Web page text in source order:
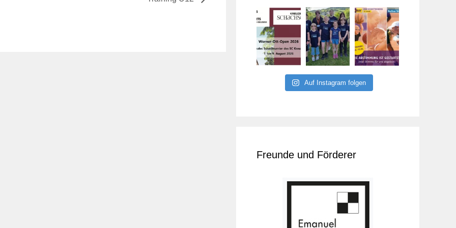
Auf Instagram folgen
Freunde und Förderer